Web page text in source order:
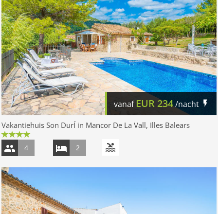
vanaf EUR 234/nacht
Vakantiehuis Son DurÍ in Mancor De La Vall, Illes Balears
4 2